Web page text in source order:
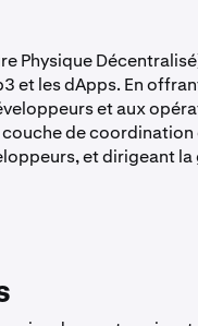
Physique
les dApps. En
et aux
de
et dirigeant